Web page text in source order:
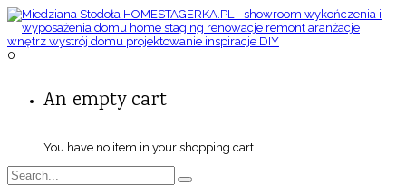
0
An empty cart
You have no item in your shopping cart